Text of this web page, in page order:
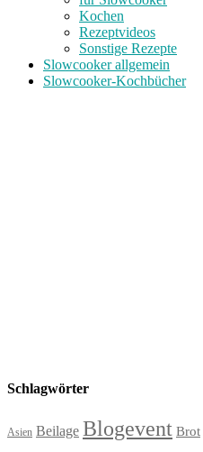
Kochen
Rezeptvideos
Sonstige Rezepte
Slowcooker allgemein
Slowcooker-Kochbücher
Schlagwörter
Asien Beilage Blogevent Brot